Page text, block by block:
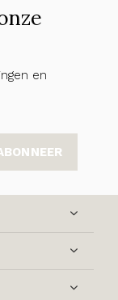
en